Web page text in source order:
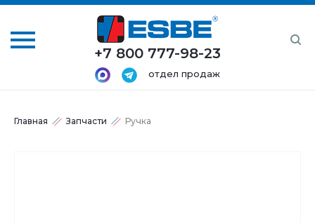
+7 800 777-98-23
отдел продаж
Главная Запчасти Ручка